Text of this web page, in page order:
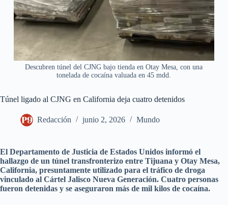
Descubren túnel del CJNG bajo tienda en Otay Mesa, con una
tonelada de cocaína valuada en 45 mdd.
Túnel ligado al CJNG en California deja cuatro detenidos
Redacción junio 2, 2026 Mundo
El Departamento de Justicia de Estados Unidos informó el
hallazgo de un túnel transfronterizo entre Tijuana y Otay Mesa,
California, presuntamente utilizado para el tráfico de droga
vinculado al Cártel Jalisco Nueva Generación. Cuatro personas
fueron detenidas y se aseguraron más de mil kilos de cocaína.